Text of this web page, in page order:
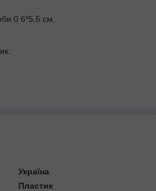
0 6*5,5 см.
Україна
Пластик